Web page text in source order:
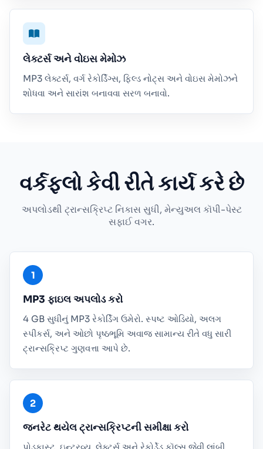
લેક્ટર્સ અને વોઇસ મેમોઝ
MP3 લેક્ટર્સ, વર્ગ રેકોર્ડિંગ્સ, ફિલ્ડ નોટ્સ અને વોઇસ મેમોઝને
શોધવા અને સારાંશ બનાવવા સરળ બનાવો.
વર્કફ્લો કેવી રીતે કાર્ય કરે છે
અપલોડથી ટ્રાન્સક્રિપ્ટ નિકાસ સુધી, મેન્યુઅલ કૉપી-પેસ્ટ
સફાઈ વગર.
MP3 ફાઇલ અપલોડ કરો
4 GB સુધીનું MP3 રેકોર્ડિંગ ઉમેરો. સ્પષ્ટ ઓડિયો, અલગ
સ્પીકર્સ, અને ઓછો પૃષ્ઠભૂમિ અવાજ સામાન્ય રીતે વધુ સારી
ટ્રાન્સક્રિપ્ટ ગુણવત્તા આપે છે.
જનરેટ થયેલ ટ્રાન્સક્રિપ્ટની સમીક્ષા કરો